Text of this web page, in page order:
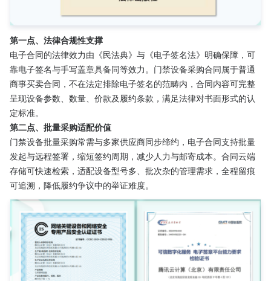
第一点、法律合规性支撑
电子合同的法律效力由《民法典》与《电子签名法》明确保障，可
靠电子签名与手写盖章具备同等效力。门禁设备采购合同属于普通
商事买卖合同，不在法定排除电子签名的范畴内，合同内容可完整
呈现设备参数、数量、价款及履约条款，满足法律对书面形式的认
定标准。
第二点、批量采购适配价值
门禁设备批量采购常需与多家供应商同步缔约，电子合同支持批量
发起与远程签署，缩短签约周期，减少人力与邮寄成本。合同云端
存储可快速检索，适配设备型号多、批次杂的管理需求，全程留痕
可追溯，降低履约争议中的举证难度。